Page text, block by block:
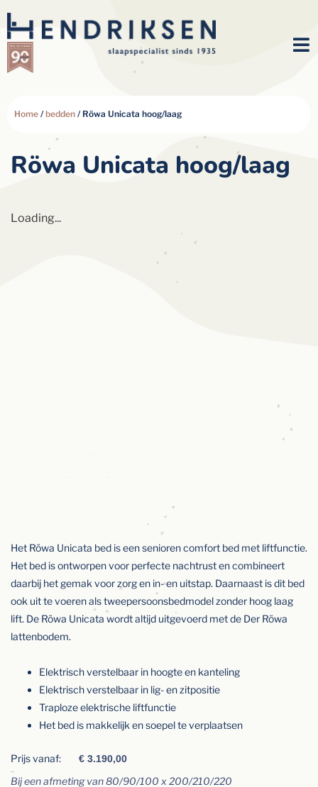
Home / bedden / Röwa Unicata hoog/laag
Röwa Unicata hoog/laag
Loading...
Het Röwa Unicata bed is een senioren comfort bed met liftfunctie.
Het bed is ontworpen voor perfecte nachtrust en combineert
daarbij het gemak voor zorg en in- en uitstap. Daarnaast is dit bed
ook uit te voeren als tweepersoonsbedmodel zonder hoog laag
lift. De Röwa Unicata wordt altijd uitgevoerd met de Der Röwa
lattenbodem.
Elektrisch verstelbaar in hoogte en kanteling
Elektrisch verstelbaar in lig- en zitpositie
Traploze elektrische liftfunctie
Het bed is makkelijk en soepel te verplaatsen
Prijs vanaf: € 3.190,00
Bij een afmeting van 80/90/100 x 200/210/220